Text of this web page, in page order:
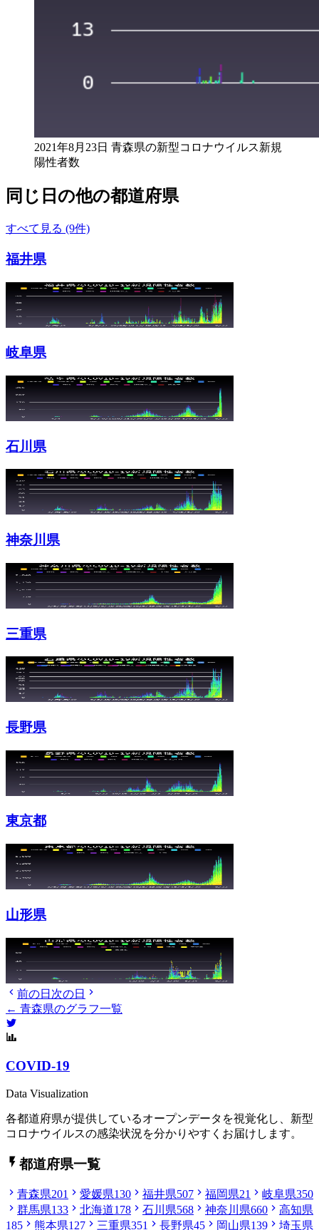
2021年8月23日 青森県の新型コロナウイルス新規
陽性者数
同じ日の他の都道府県
すべて見る (9件)
福井県
岐阜県
石川県
神奈川県
三重県
長野県
東京都
山形県
前の日 次の日
← 青森県のグラフ一覧
COVID-19
Data Visualization
各都道府県が提供しているオープンデータを視覚化し、新型
コロナウイルスの感染状況を分かりやすくお届けします。
都道府県一覧
青森県201 愛媛県130 福井県507 福岡県21 岐阜県350
群馬県133 北海道178 石川県568 神奈川県660
高知県
185
熊本県127 三重県351 長野県45 岡山県139 埼玉県